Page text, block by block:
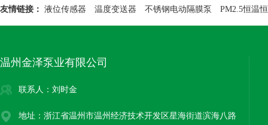
友情链接： 液位传感器 温度变送器 不锈钢电动隔膜泵 PM2.5恒温
温州金泽泵业有限公司
联系人：刘时金
地址：浙江省温州市温州经济技术开发区星海街道滨海八路